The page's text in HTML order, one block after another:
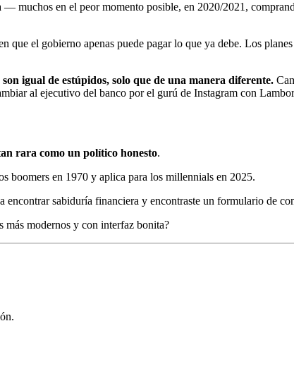
muchos en el peor momento posible, en 2020/2021,
que el gobierno apenas puede pagar lo que ya debe. Los
igual de estúpidos, solo que de una manera diferente.
al ejecutivo del banco por el gurú de Instagram con
rara como un político honesto.
boomers en 1970 y aplica para los millennials en 2025.
sabiduría financiera y encontraste un formulario de
más modernos y con interfaz bonita?